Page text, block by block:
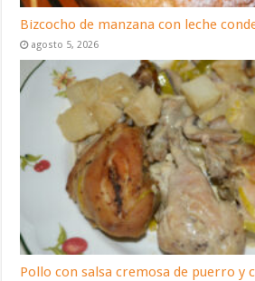
Bizcocho de manzana con leche
agosto 5, 2026
Pollo con salsa cremosa de puerro y